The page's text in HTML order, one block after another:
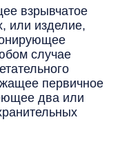
взрывчатое
или изделие,
случае
первичное
два или